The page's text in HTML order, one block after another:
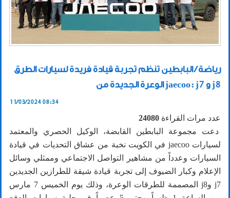
رياضة / البابطين تنظم تجربة قيادة فريدة لسيارات الطرق
الوعرة الجديدة من jaecoo: j7 و j8
11/03/2024 08:34
عدد مرات القراءة 24080
دعت مجموعة البابطين القابضة، الوكيل الحصري والمعتمد
لسيارات jaecoo في الكويت نخبة من عشاق التحديات في قيادة
السيارات وعدداً من مشاهير التواصل الاجتماعي وممثلي وسائل
الإعلام وكبار الضيوف إلى تجربة قيادة شيقة للطرازين الجديدين
j7 وj8 المصممة للطرقات الوعرة، وذلك يوم الخميس 7 مارس